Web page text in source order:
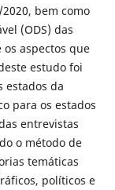
bem como
(ODS) das
aspectos que
estudo foi
estados da
para os estados
entrevistas
o método de
temáticas
políticos e